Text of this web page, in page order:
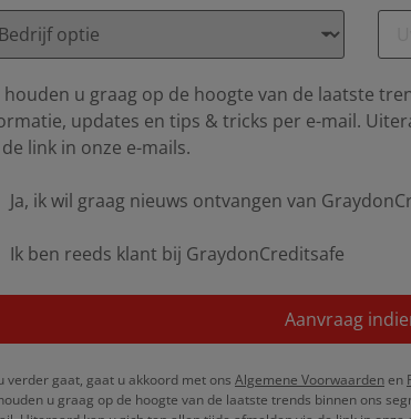
houden u graag op de hoogte van de laatste
updates en tips & tricks per e-mail.
link in onze e-mails.
Ja, ik wil graag nieuws ontvangen van
Ik ben reeds klant bij GraydonCreditsafe
Aanvraag
verder gaat, gaat u akkoord met ons Algemene Voorwaarden en
u graag op de hoogte van de laatste trends binnen ons